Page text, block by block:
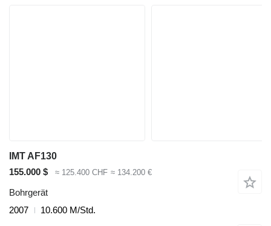
IMT AF130
155.000 $
≈ 125.400 CHF ≈ 134.200 €
Bohrgerät
2007
10.600 M/Std.